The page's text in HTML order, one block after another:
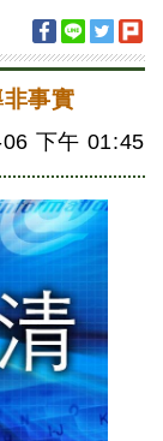
事實
下午 01:45